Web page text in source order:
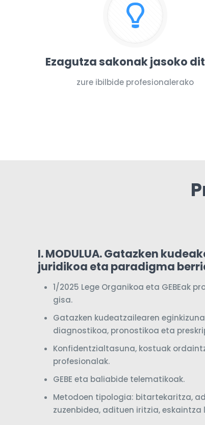
Ezagutza sakonak jasoko
zure ibilbide profesionalerako
I. MODULUA. Gatazken
juridikoa eta paradigma
1/2025 Lege Organikoa eta GEBEak
gisa.
Gatazken kudeatzailearen
diagnostikoa, pronostikoa eta
Konfidentzialtasuna, kostuak
profesionalak.
GEBE eta baliabide telematikoak.
Metodoen tipologia: bitartekaritza,
zuzenbidea, adituen iritzia, eskaintza